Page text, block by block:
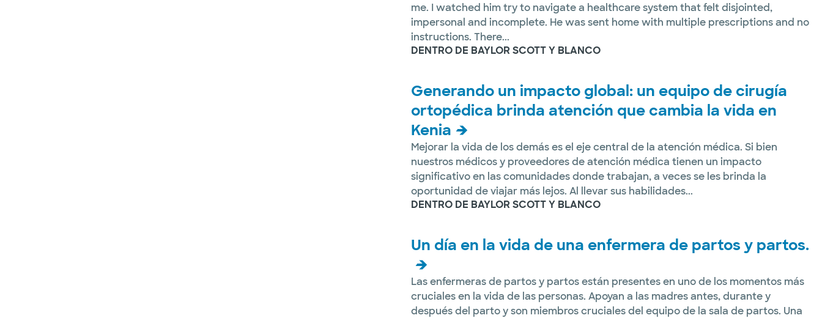
me. I watched him try to navigate a healthcare system that felt disjointed,
impersonal and incomplete. He was sent home with multiple prescriptions and no
instructions. There...
DENTRO DE BAYLOR SCOTT Y BLANCO
Generando un impacto global: un equipo de cirugía
ortopédica brinda atención que cambia la vida en
Kenia
Mejorar la vida de los demás es el eje central de la atención médica. Si bien
nuestros médicos y proveedores de atención médica tienen un impacto
significativo en las comunidades donde trabajan, a veces se les brinda la
oportunidad de viajar más lejos. Al llevar sus habilidades...
DENTRO DE BAYLOR SCOTT Y BLANCO
Un día en la vida de una enfermera de partos y partos.
Las enfermeras de partos y partos están presentes en uno de los momentos más
cruciales en la vida de las personas. Apoyan a las madres antes, durante y
después del parto y son miembros cruciales del equipo de la sala de partos. Una